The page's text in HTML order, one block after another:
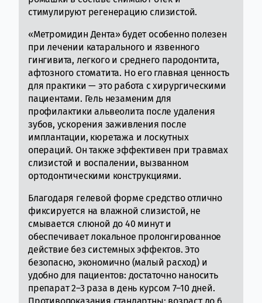
стимулируют регенерацию слизистой.
«Метромидин Дента» будет особенно полезен
при лечении катарального и язвенного
гингивита, легкого и среднего пародонтита,
афтозного стоматита. Но его главная ценность
для практики — это работа с хирургическими
пациентами. Гель незаменим для
профилактики альвеолита после удаления
зубов, ускорения заживления после
имплантации, кюретажа и лоскутных
операций. Он также эффективен при травмах
слизистой и воспалении, вызванном
ортодонтическими конструкциями.
Благодаря гелевой форме средство отлично
фиксируется на влажной слизистой, не
смывается слюной до 40 минут и
обеспечивает локальное пролонгированное
действие без системных эффектов. Это
безопасно, экономично (малый расход) и
удобно для пациентов: достаточно наносить
препарат 2–3 раза в день курсом 7–10 дней.